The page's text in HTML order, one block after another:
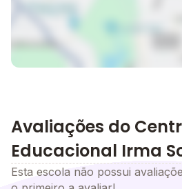
Avaliações do
Educacional Irma
Esta escola não possui